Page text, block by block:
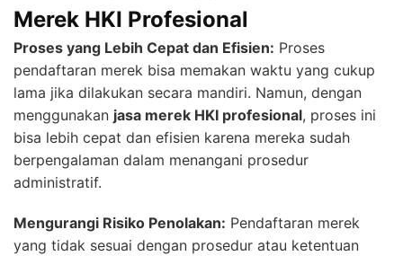
Merek HKI Profesional
Proses yang Lebih Cepat dan Efisien: Proses
pendaftaran merek bisa memakan waktu yang cukup
lama jika dilakukan secara mandiri. Namun, dengan
menggunakan jasa merek HKI profesional, proses ini
bisa lebih cepat dan efisien karena mereka sudah
berpengalaman dalam menangani prosedur
administratif.
Mengurangi Risiko Penolakan: Pendaftaran merek
yang tidak sesuai dengan prosedur atau ketentuan